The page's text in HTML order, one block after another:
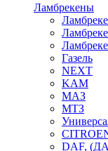
Ламбрекены
Газель
NEXT
KAM
МАЗ
МТЗ
DAF,